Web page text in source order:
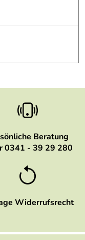
Beratung
0341 - 39 29 280
Widerrufsrecht